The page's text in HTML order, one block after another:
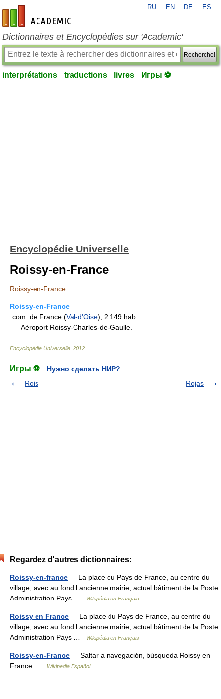
fr-academic.com
RU EN DE ES
Dictionnaires et Encyclopédies sur 'Academic'
Recherche!
interprétations traductions livres Игры ⚽
Encyclopédie Universelle
Roissy-en-France
Roissy-en-France
Roissy-en-France
com. de France (Val-d'Oise); 2 149 hab.
—Aéroport Roissy-Charles-de-Gaulle.
Encyclopédie Universelle 2012
Игры ⚽
Нужно сделать НИР?
Rois
Rojas
Regardez d'autres dictionnaires:
Roissy-en-france — La place du Pays de France, au centre du
village, avec au fond l ancienne mairie, actuel bâtiment de la Poste
Administration Pays …
Wikipédia en Français
Roissy en France — La place du Pays de France, au centre du
village, avec au fond l ancienne mairie, actuel bâtiment de la Poste
Administration Pays …
Wikipédia en Français
Roissy-en-France — Saltar a navegación, búsqueda Roissy en
France …
Wikipedia Español